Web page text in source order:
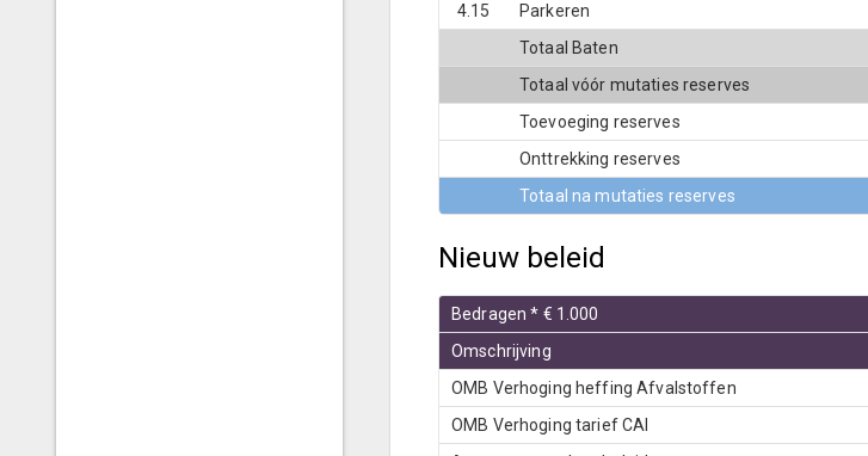
4.15
Parkeren
Totaal Baten
Totaal vóór mutaties reserves
Toevoeging reserves
Onttrekking reserves
Totaal na mutaties reserves
Nieuw beleid
Bedragen * € 1.000
Omschrijving
OMB Verhoging heffing Afvalstoffen
OMB Verhoging tarief CAI